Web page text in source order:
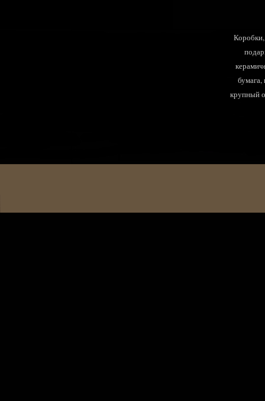
крупный